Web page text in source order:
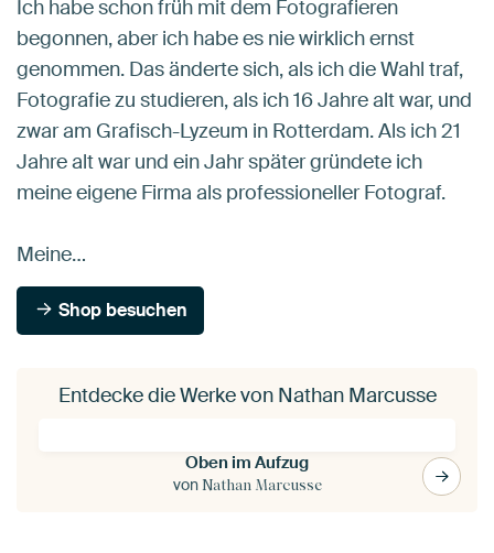
Ich habe schon früh mit dem Fotografieren
begonnen, aber ich habe es nie wirklich ernst
genommen. Das änderte sich, als ich die Wahl traf,
Fotografie zu studieren, als ich 16 Jahre alt war, und
zwar am Grafisch-Lyzeum in Rotterdam. Als ich 21
Jahre alt war und ein Jahr später gründete ich
meine eigene Firma als professioneller Fotograf.
Meine…
Shop besuchen
Entdecke die Werke von Nathan Marcusse
Oben im Aufzug
von Nathan Marcusse